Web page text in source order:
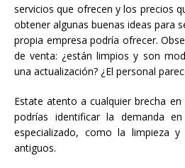
servicios que ofrecen y los precios
obtener algunas buenas ideas para
propia empresa podría ofrecer.
de venta: ¿están limpios y son
una actualización? ¿El personal
Estate atento a cualquier brecha
podrías identificar la demanda
especializado, como la limpieza
antiguos.